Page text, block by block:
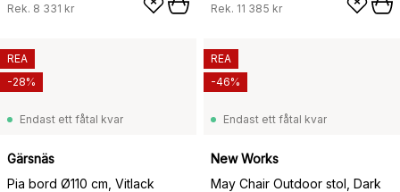
Rek. 8 331 kr Rek. 11 385 kr
Endast ett fåtal kvar
Gärsnäs
Pia bord Ø110 cm, Vitlack
REA
-28%
Endast ett fåtal kvar
New Works
May Chair Outdoor stol, Dark
REA
-46%